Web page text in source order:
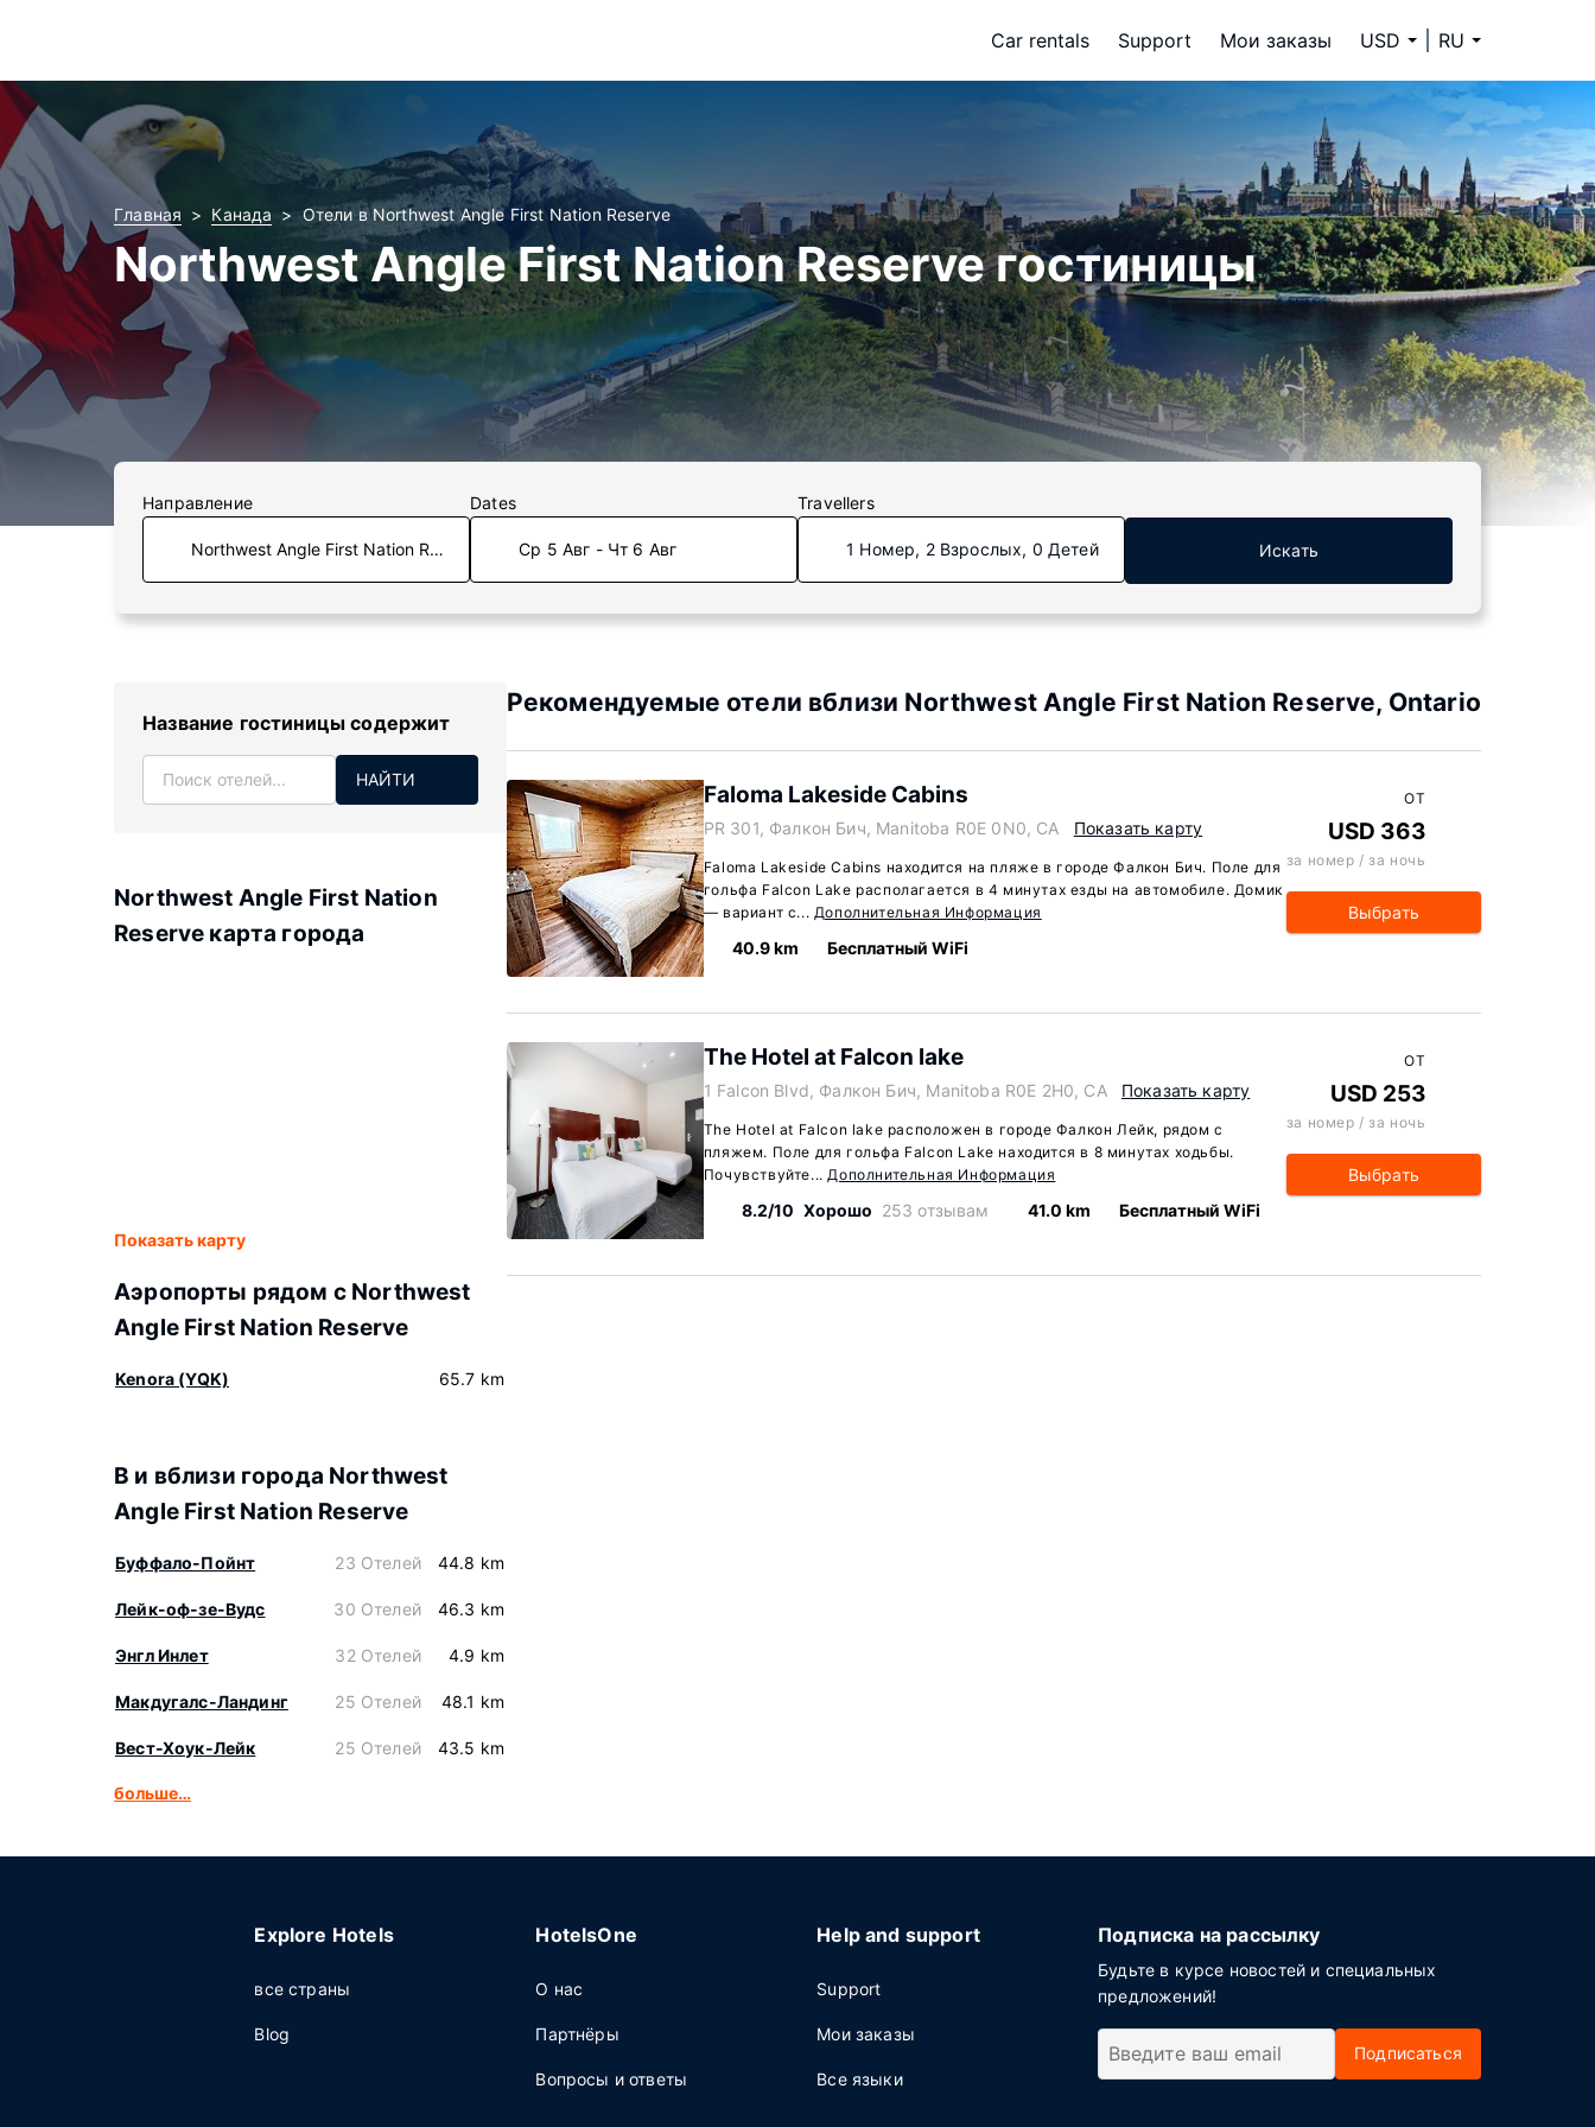
Car rentals Support Мои заказы USD RU
Главная Канада Отели в Northwest Angle First Nation Reserve
Northwest Angle First Nation Reserve гостиницы
Направление Dates
Ср 5 Авг - Чт 6 Авг
Travellers
1 Номер, 2 Взрослых, 0 Детей Искать
Название гостиницы содержит
НАЙТИ
Northwest Angle First Nation
Reserve карта города
Показать карту
Аэропорты рядом с Northwest
Angle First Nation Reserve
Kenora (YQK) 65.7 km
В и вблизи города Northwest
Angle First Nation Reserve
Буффало-Пойнт 23 Отелей 44.8 km
Лейк-оф-зе-Вудс 30 Отелей 46.3 km
Энгл Инлет 32 Отелей 4.9 km
Макдугалс-Ландинг 25 Отелей 48.1 km
Вест-Хоук-Лейк 25 Отелей 43.5 km
больше…
Рекомендуемые отели вблизи Northwest Angle First Nation Reserve, Ontario
Faloma Lakeside Cabins
PR 301, Фалкон Бич, Manitoba R0E 0N0, CA Показать карту
Faloma Lakeside Cabins находится на пляже в городе Фалкон Бич. Поле для
гольфа Falcon Lake располагается в 4 минутах езды на автомобиле. Домик
— вариант с... Дополнительная Информация
40.9 km Бесплатный WiFi
ОТ
USD 363
за номер / за ночь
Выбрать
The Hotel at Falcon lake
1 Falcon Blvd, Фалкон Бич, Manitoba R0E 2H0, CA Показать карту
The Hotel at Falcon lake расположен в городе Фалкон Лейк, рядом с
пляжем. Поле для гольфа Falcon Lake находится в 8 минутах ходьбы.
Почувствуйте...Дополнительная Информация
8.2/10 Хорошо 253 отзывам 41.0 km Бесплатный WiFi
ОТ
USD 253
за номер / за ночь
Выбрать
Explore Hotels
все страны
Blog
HotelsOne
О нас
Партнёры
Вопросы и ответы
Help and support
Support
Мои заказы
Все языки
Подписка на рассылку
Будьте в курсе новостей и специальных
предложений!
Подписаться